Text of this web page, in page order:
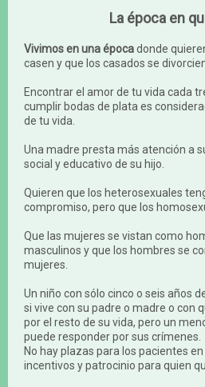
La época en
Vivimos en una épocadonde
casen y que los casados se
Encontrar el amor de tu vida cada
cumplir bodas de plata es
de tu vida.
Una madre presta más atención a
social y educativo de su hijo.
Quieren que los heterosexuales
compromiso, pero que los
Que las mujeres se vistan como
masculinos y que los hombres se
mujeres.
Un niño con sólo cinco o seis años
si vive con su padre o madre o con
por el resto de su vida, pero un
puede responder por sus crímenes.
No hay plazas para los pacientes
incentivos y patrocinio para quien